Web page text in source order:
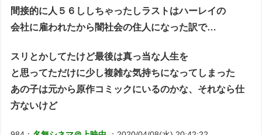
間接的に人５６ししちゃったしラストはハーレイの
会社に雇われたから闇社会の住人になった訳で…
スリとかしてたけど最後は真っ当な人生を
と思ってただけに少し複雑な気持ちになってしまった
あの子は元から原作コミックにいるのかな、それなら仕
方ないけど